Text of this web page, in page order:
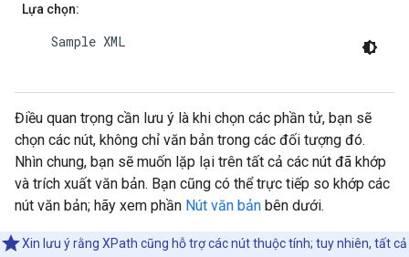
Lựa chọn:
    Sample XML
Điều quan trọng cần lưu ý là khi chọn các phần tử, bạn sẽ
chọn các nút, không chỉ văn bản trong các đối tượng đó.
Nhìn chung, bạn sẽ muốn lặp lại trên tất cả các nút đã khớp
và trích xuất văn bản. Bạn cũng có thể trực tiếp so khớp các
nút văn bản; hãy xem phần Nút văn bản bên dưới.
Xin lưu ý rằng XPath cũng hỗ trợ các nút thuộc tính; tuy nhiên, tất cả